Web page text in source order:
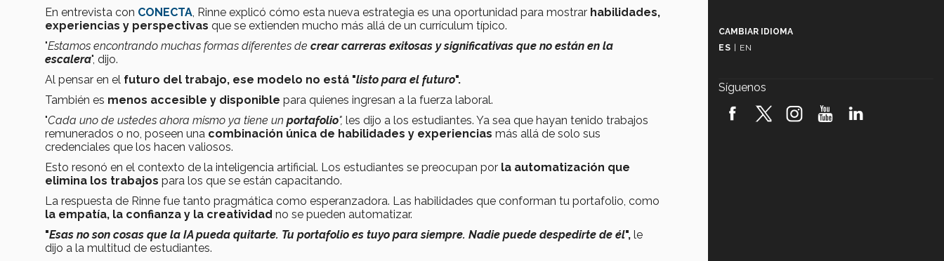
En entrevista con CONECTA, Rinne explicó cómo esta nueva estrategia es una oportunidad para mostrar habilidades,
experiencias y perspectivas que se extienden mucho más allá de un currículum típico.
"Estamos encontrando muchas formas diferentes de crear carreras exitosas y significativas que no están en la
escalera", dijo.
Al pensar en el futuro del trabajo, ese modelo no está "listo para el futuro".
También es menos accesible y disponible para quienes ingresan a la fuerza laboral.
"Cada uno de ustedes ahora mismo ya tiene un portafolio", les dijo a los estudiantes. Ya sea que hayan tenido trabajos
remunerados o no, poseen una combinación única de habilidades y experiencias más allá de solo sus
credenciales que los hacen valiosos.
Esto resonó en el contexto de la inteligencia artificial. Los estudiantes se preocupan por la automatización que
elimina los trabajos para los que se están capacitando.
La respuesta de Rinne fue tanto pragmática como esperanzadora. Las habilidades que conforman tu portafolio, como
la empatía, la confianza y la creatividad no se pueden automatizar.
"Esas no son cosas que la IA pueda quitarte. Tu portafolio es tuyo para siempre. Nadie puede despedirte de él", le
dijo a la multitud de estudiantes.
robótica FIRST 2026! (video)
CAMBIAR IDIOMA
ES | EN
Síguenos